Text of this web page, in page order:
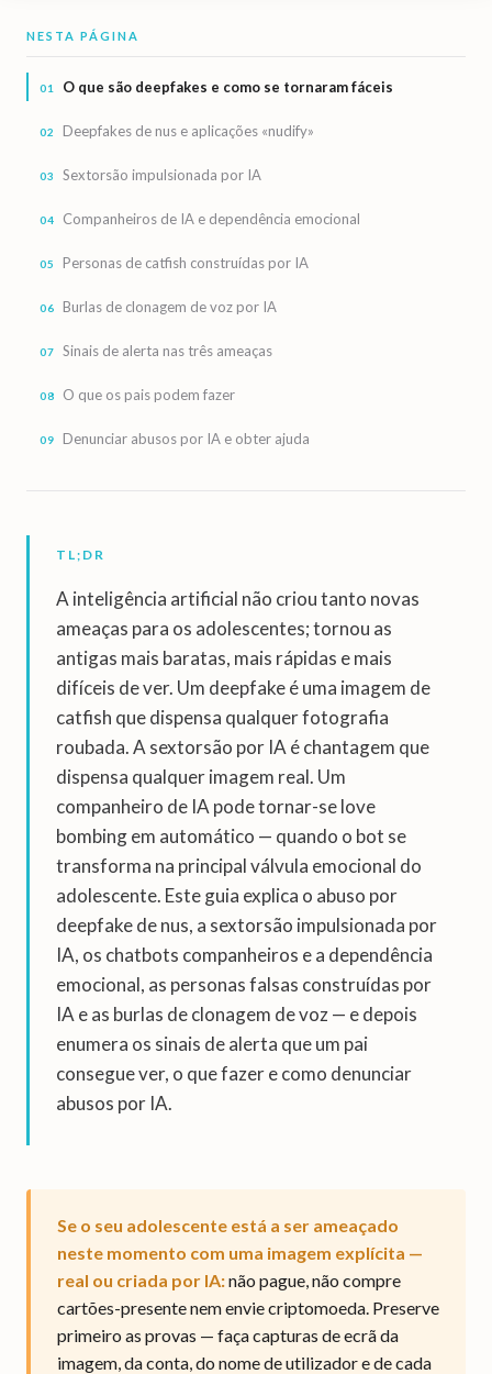
NESTA PÁGINA
O que são deepfakes e como se tornaram fáceis
Deepfakes de nus e aplicações «nudify»
Sextorsão impulsionada por IA
Companheiros de IA e dependência emocional
Personas de catfish construídas por IA
Burlas de clonagem de voz por IA
Sinais de alerta nas três ameaças
O que os pais podem fazer
Denunciar abusos por IA e obter ajuda
TL;DR
A inteligência artificial não criou tanto novas
ameaças para os adolescentes; tornou as
antigas mais baratas, mais rápidas e mais
difíceis de ver. Um deepfake é uma imagem de
catfish que dispensa qualquer fotografia
roubada. A sextorsão por IA é chantagem que
dispensa qualquer imagem real. Um
companheiro de IA pode tornar-se love
bombing em automático — quando o bot se
transforma na principal válvula emocional do
adolescente. Este guia explica o abuso por
deepfake de nus, a sextorsão impulsionada por
IA, os chatbots companheiros e a dependência
emocional, as personas falsas construídas por
IA e as burlas de clonagem de voz — e depois
enumera os sinais de alerta que um pai
consegue ver, o que fazer e como denunciar
abusos por IA.
Se o seu adolescente está a ser ameaçado
neste momento com uma imagem explícita —
real ou criada por IA:não pague, não compre
cartões-presente nem envie criptomoeda. Preserve
primeiro as provas — faça capturas de ecrã da
imagem, da conta, do nome de utilizador e de cada